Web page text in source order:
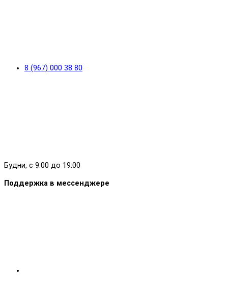
8 (967) 000 38 80
Будни, с 9:00 до 19:00
Поддержка в мессенджере